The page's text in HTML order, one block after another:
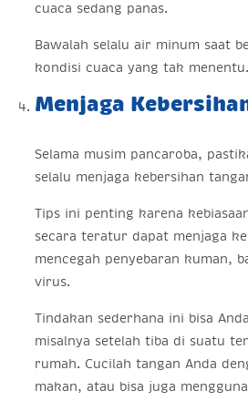
cuaca sedang panas.
Bawalah selalu air minum saat
kondisi cuaca yang tak menentu.
Menjaga
Selama musim pancaroba,
selalu menjaga kebersihan
Tips ini penting karena
secara teratur dapat menjaga
mencegah penyebaran kuman,
virus.
Tindakan sederhana ini bisa
misalnya setelah tiba di suatu
rumah. Cucilah tangan Anda
makan, atau bisa juga